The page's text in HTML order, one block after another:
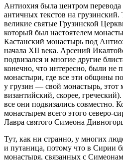
Антиохия была центром перевода
античных текстов на грузинский.
великие святые Грузинской
который был настоятелем
Кастанский монастырь под
начала ХII века. Арсений
подвизался и многие другие
конечно, что интересно, были не
монастыри, где все эти общины
у грузин — свой монастырь, этот
византийский, скорее,
все они подвизались совместно.
монастырем всего этого северо-
Лавра святого Симеона
Тут, как ни странно, у многих
и путаница, потому что в Сирии
монастыря, связанных с